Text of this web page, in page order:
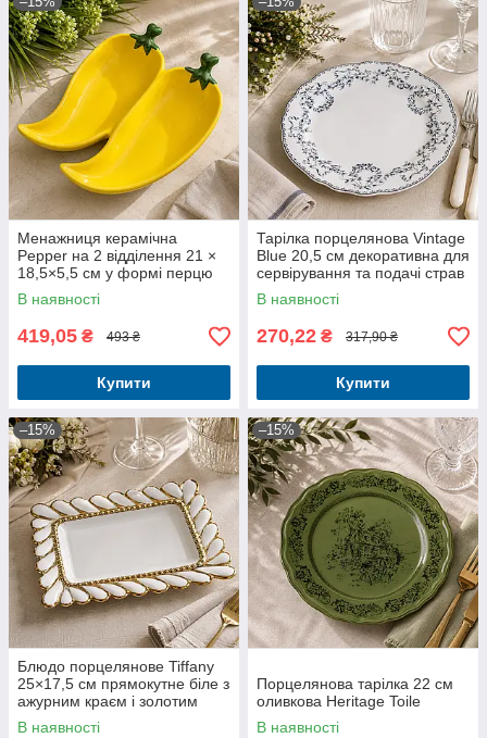
Менажниця керамічна
Pepper на 2 відділення 21 ×
18,5×5,5 см у формі перцю
В наявності
419,05 ₴ 493 ₴
Купити
Тарілка порцелянова Vintage
Blue 20,5 см декоративна для
сервірування та подачі страв
В наявності
270,22 ₴ 317,90 ₴
Купити
–15%
Блюдо порцелянове Tiffany
25×17,5 см прямокутне біле з
ажурним краєм і золотим
декором
В наявності
–15%
Порцелянова тарілка 22 см
оливкова Heritage Toile
В наявності